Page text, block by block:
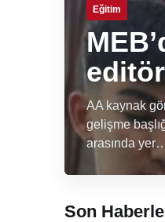
Eğitim
AA kaynak
gelişme
arasında
Son